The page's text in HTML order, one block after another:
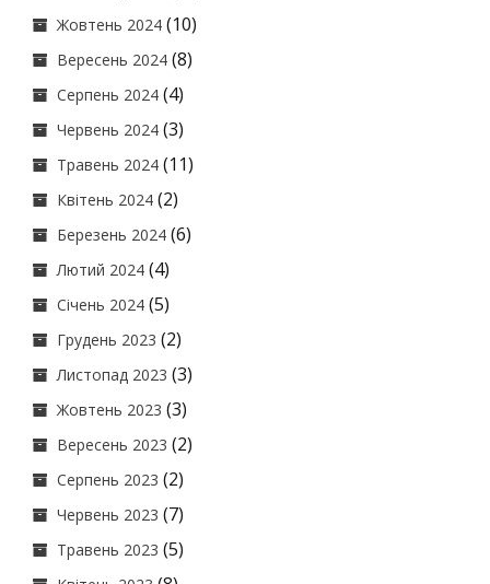
Жовтень 2024 (10)
Вересень 2024 (8)
Серпень 2024 (4)
Червень 2024 (3)
Травень 2024 (11)
Квітень 2024 (2)
Березень 2024 (6)
Лютий 2024 (4)
Січень 2024 (5)
Грудень 2023 (2)
Листопад 2023 (3)
Жовтень 2023 (3)
Вересень 2023 (2)
Серпень 2023 (2)
Червень 2023 (7)
Травень 2023 (5)